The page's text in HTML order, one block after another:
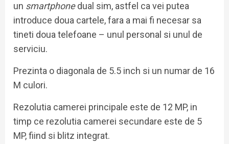
un smartphonedual sim, astfel ca vei putea
introduce doua cartele, fara a mai fi necesar sa
tineti doua telefoane – unul personal si unul de
serviciu.
Prezinta o diagonala de 5.5 inch si un numar de 16
M culori.
Rezolutia camerei principale este de 12 MP, in
timp ce rezolutia camerei secundare este de 5
MP, fiind si blitz integrat.